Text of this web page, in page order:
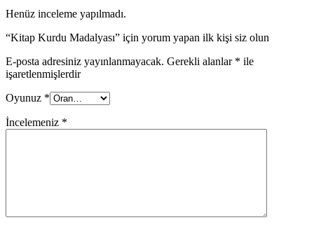
Henüz inceleme yapılmadı.
“Kitap Kurdu Madalyası” için yorum yapan ilk kişi siz olun
E-posta adresiniz yayınlanmayacak. Gerekli alanlar * ile
işaretlenmişlerdir
Oyunuz *
İncelemeniz *